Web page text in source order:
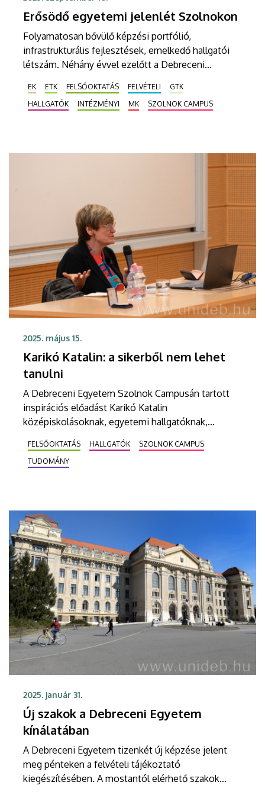
Erősödő egyetemi jelenlét Szolnokon
Folyamatosan bővülő képzési portfólió,
infrastrukturális fejlesztések, emelkedő hallgatói
létszám. Néhány évvel ezelőtt a Debreceni
ma pedig már három kar kínál képzéseket a
megyeszékhelyen. Az idei felvételi eljárásban
EK ETK FELSŐOKTATÁS FELVÉTELI
GTK
HALLGATÓK
INTÉZMÉNYI MK SZOLNOK CAMPUS
2025. május 15.
Karikó Katalin: a sikerből nem lehet
tanulni
A Debreceni Egyetem Szolnok Campusán tartott
inspirációs előadást Karikó Katalin
középiskolásoknak, egyetemi hallgatóknak,
kutatói életút kihívásairól, eredményeiről. A Nobel-
díjas kutatóbiológus kiemelte: a siker nem segít a
FELSŐOKTATÁS HALLGATÓK
SZOLNOK CAMPUS
TUDOMÁNY
2025. január 31.
Új szakok a Debreceni Egyetem
kínálatában
A Debreceni Egyetem tizenkét új képzése jelent
meg pénteken a felvételi tájékoztató
kiegészítésében. A mostantól elérhető szakok